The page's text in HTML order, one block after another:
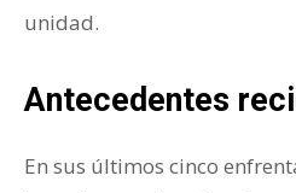
unidad.
Antecedentes
En sus últimos cinco